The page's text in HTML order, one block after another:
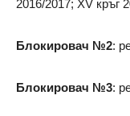
2016/2017; XV кръг
Блокировач №2:
Блокировач №3: